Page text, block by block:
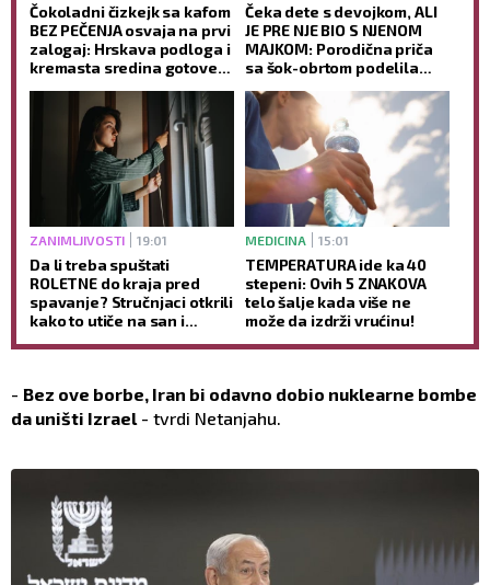
Čokoladni čizkejk sa kafom
BEZ PEČENJA osvaja na prvi
zalogaj: Hrskava podloga i
kremasta sredina gotove
Čeka dete s devojkom, ALI
JE PRE NJE BIO S NJENOM
MAJKOM: Porodična priča
sa šok-obrtom podelila
ZANIMLJIVOSTI 19:01
Da li treba spuštati
ROLETNE do kraja pred
spavanje? Stručnjaci otkrili
kako to utiče na san i
MEDICINA 15:01
TEMPERATURA ide ka 40
stepeni: Ovih 5 ZNAKOVA
telo šalje kada više ne
može da izdrži vrućinu!
- Bez ove borbe, Iran bi odavno dobio nuklearne bombe
da uništi Izrael- tvrdi Netanjahu.